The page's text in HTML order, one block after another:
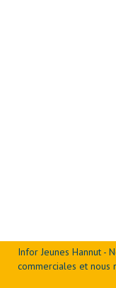
Infor Jeunes Hannut -
commerciales et nous